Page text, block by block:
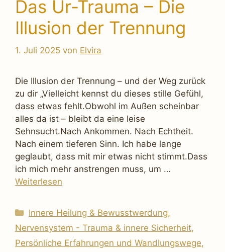
Das Ur-Trauma – Die
Illusion der Trennung
1. Juli 2025 von Elvira
Die Illusion der Trennung – und der Weg zurück
zu dir „Vielleicht kennst du dieses stille Gefühl,
dass etwas fehlt.Obwohl im Außen scheinbar
alles da ist – bleibt da eine leise
Sehnsucht.Nach Ankommen. Nach Echtheit.
Nach einem tieferen Sinn. Ich habe lange
geglaubt, dass mit mir etwas nicht stimmt.Dass
ich mich mehr anstrengen muss, um …
Weiterlesen
Kategorien
Innere Heilung & Bewusstwerdung,
Nervensystem - Trauma & innere Sicherheit,
Persönliche Erfahrungen und Wandlungswege,